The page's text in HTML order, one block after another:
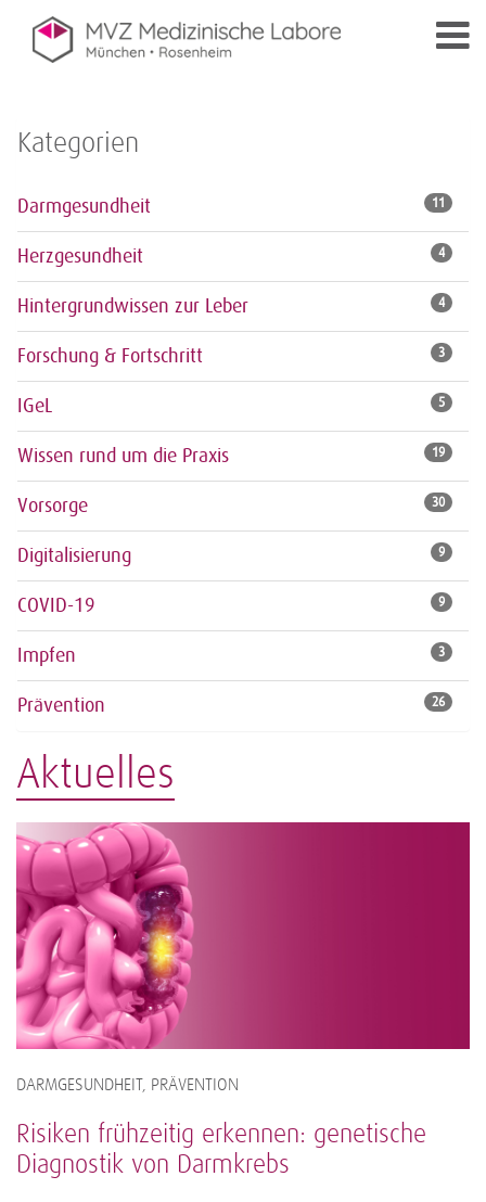
Kategorien
Darmgesundheit 11
Herzgesundheit 4
Hintergrundwissen zur Leber 4
Forschung & Fortschritt 3
IGeL 5
Wissen rund um die Praxis 19
Vorsorge 30
Digitalisierung 9
COVID-19 9
Impfen 3
Prävention 26
Aktuelles
DARMGESUNDHEIT, PRÄVENTION
Risiken frühzeitig erkennen: genetische
Diagnostik von Darmkrebs